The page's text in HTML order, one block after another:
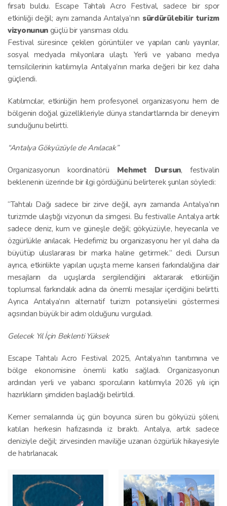
fırsatı buldu. Escape Tahtalı Acro Festival, sadece bir spor
etkinliği değil; aynı zamanda Antalya’nın sürdürülebilir turizm
vizyonunun güçlü bir yansıması oldu.
Festival süresince çekilen görüntüler ve yapılan canlı yayınlar,
sosyal medyada milyonlara ulaştı. Yerli ve yabancı medya
temsilcilerinin katılımıyla Antalya’nın marka değeri bir kez daha
güçlendi.
Katılımcılar, etkinliğin hem profesyonel organizasyonu hem de
bölgenin doğal güzellikleriyle dünya standartlarında bir deneyim
sunduğunu belirtti.
“Antalya Gökyüzüyle de Anılacak”
Organizasyonun koordinatörü Mehmet Dursun, festivalin
beklenenin üzerinde bir ilgi gördüğünü belirterek şunları söyledi:
“Tahtalı Dağı sadece bir zirve değil, aynı zamanda Antalya’nın
turizmde ulaştığı vizyonun da simgesi. Bu festivalle Antalya artık
sadece deniz, kum ve güneşle değil; gökyüzüyle, heyecanla ve
özgürlükle anılacak. Hedefimiz bu organizasyonu her yıl daha da
büyütüp uluslararası bir marka haline getirmek.” dedi. Dursun
ayrıca, etkinlikte yapılan uçuşta meme kanseri farkındalığına dair
mesajların da uçuşlarda sergilendiğini aktararak etkinliğin
toplumsal farkındalık adına da önemli mesajlar içerdiğini belirtti.
Ayrıca Antalya’nın alternatif turizm potansiyelini göstermesi
açısından büyük bir adım olduğunu vurguladı.
Gelecek Yıl İçin Beklenti Yüksek
Escape Tahtalı Acro Festival 2025, Antalya’nın tanıtımına ve
bölge ekonomisine önemli katkı sağladı. Organizasyonun
ardından yerli ve yabancı sporcuların katılımıyla 2026 yılı için
hazırlıkların şimdiden başladığı belirtildi.
Kemer semalarında üç gün boyunca süren bu gökyüzü şöleni,
katılan herkesin hafızasında iz bıraktı. Antalya, artık sadece
deniziyle değil; zirvesinden maviliğe uzanan özgürlük hikayesiyle
de hatırlanacak.